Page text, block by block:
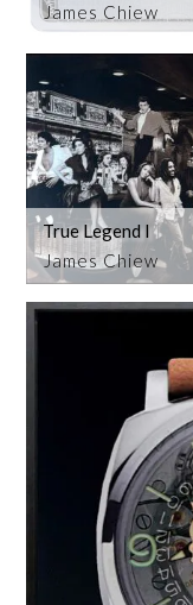
James Chiew
James Chiew
True Legend I